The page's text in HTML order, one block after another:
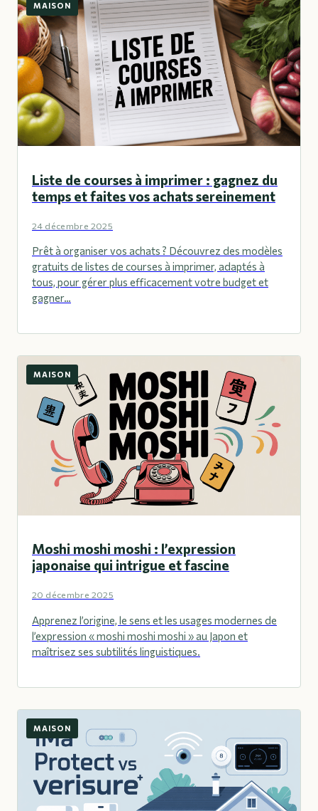
MAISON
Liste de courses à imprimer : gagnez du
temps et faites vos achats sereinement
24 décembre 2025
Prêt à organiser vos achats ? Découvrez des modèles
gratuits de listes de courses à imprimer, adaptés à
tous, pour gérer plus efficacement votre budget et
gagner…
MAISON
Moshi moshi moshi : l’expression
japonaise qui intrigue et fascine
20 décembre 2025
Apprenez l’origine, le sens et les usages modernes de
l’expression « moshi moshi moshi » au Japon et
maîtrisez ses subtilités linguistiques.
MAISON